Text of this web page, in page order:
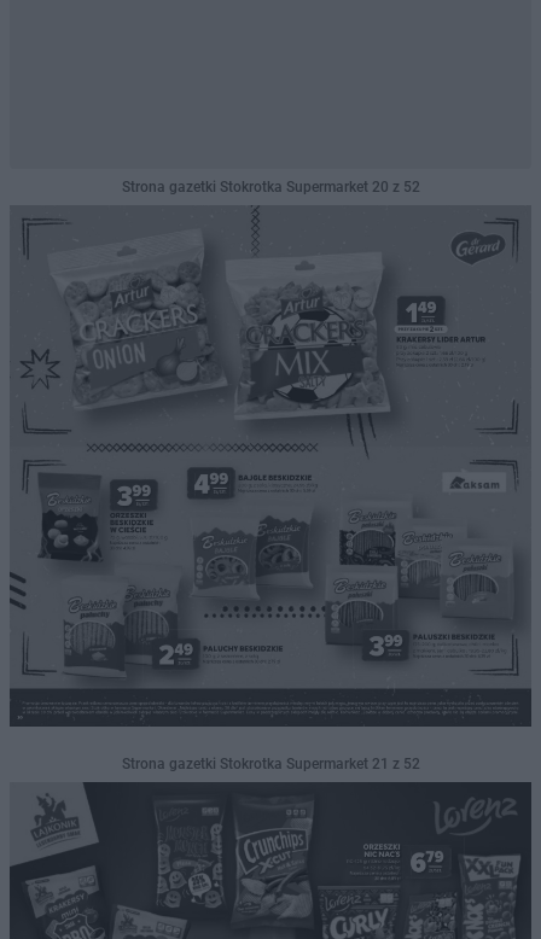
Strona gazetki Stokrotka Supermarket 20 z 52
Strona gazetki Stokrotka Supermarket 21 z 52